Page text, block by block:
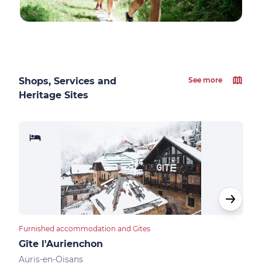
Shops, Services and
Heritage Sites
See more
Furnished accommodation and Gites
Gîte l'Aurienchon
Auris-en-Oisans